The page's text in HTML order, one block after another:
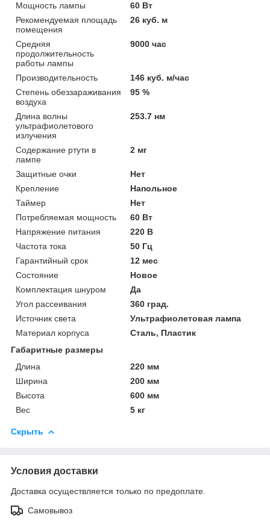
Мощность лампы
60 Вт
Рекомендуемая площадь
помещения
26 куб. м
Средняя
продолжительность
работы лампы
9000 час
Производительность
146 куб. м/час
Степень обеззараживания
воздуха
95 %
Длина волны
ультрафиолетового
излучения
253.7 нм
Содержание ртути в
лампе
2 мг
Защитные очки
Нет
Крепление
Напольное
Таймер
Нет
Потребляемая мощность
60 Вт
Напряжение питания
220 В
Частота тока
50 Гц
Гарантийный срок
12 мес
Состояние
Новое
Комплектация шнуром
Да
Угол рассеивания
360 град.
Источник света
Ультрафиолетовая лампа
Материал корпуса
Сталь, Пластик
Габаритные размеры
Длина
220 мм
Ширина
200 мм
Высота
600 мм
Вес
5 кг
Скрыть
Условия доставки
Доставка осуществляется только по предоплате.
Самовывоз